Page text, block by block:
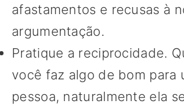
afastamentos e recusas à
argumentação.
Pratique a reciprocidade.
você faz algo de bom para
pessoa, naturalmente ela